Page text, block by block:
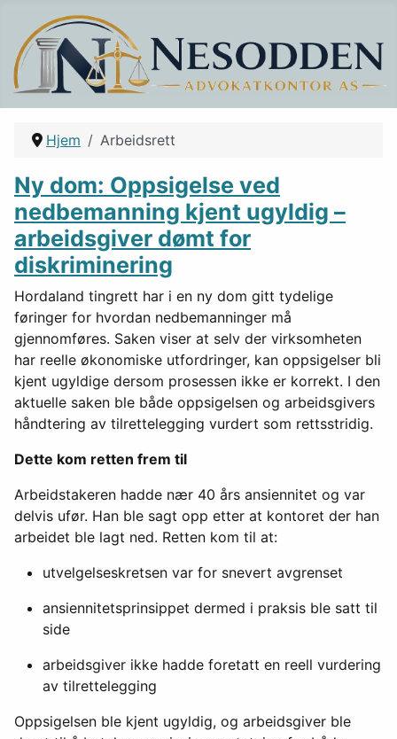
Hjem Arbeidsrett
Ny dom: Oppsigelse ved
nedbemanning kjent ugyldig –
arbeidsgiver dømt for
diskriminering
Hordaland tingrett har i en ny dom gitt tydelige
føringer for hvordan nedbemanninger må
gjennomføres. Saken viser at selv der virksomheten
har reelle økonomiske utfordringer, kan oppsigelser bli
kjent ugyldige dersom prosessen ikke er korrekt. I den
aktuelle saken ble både oppsigelsen og arbeidsgivers
håndtering av tilrettelegging vurdert som rettsstridig.
Dette kom retten frem til
Arbeidstakeren hadde nær 40 års ansiennitet og var
delvis ufør. Han ble sagt opp etter at kontoret der han
arbeidet ble lagt ned. Retten kom til at:
utvelgelseskretsen var for snevert avgrenset
ansiennitetsprinsippet dermed i praksis ble satt til
side
arbeidsgiver ikke hadde foretatt en reell vurdering
av tilrettelegging
Oppsigelsen ble kjent ugyldig, og arbeidsgiver ble